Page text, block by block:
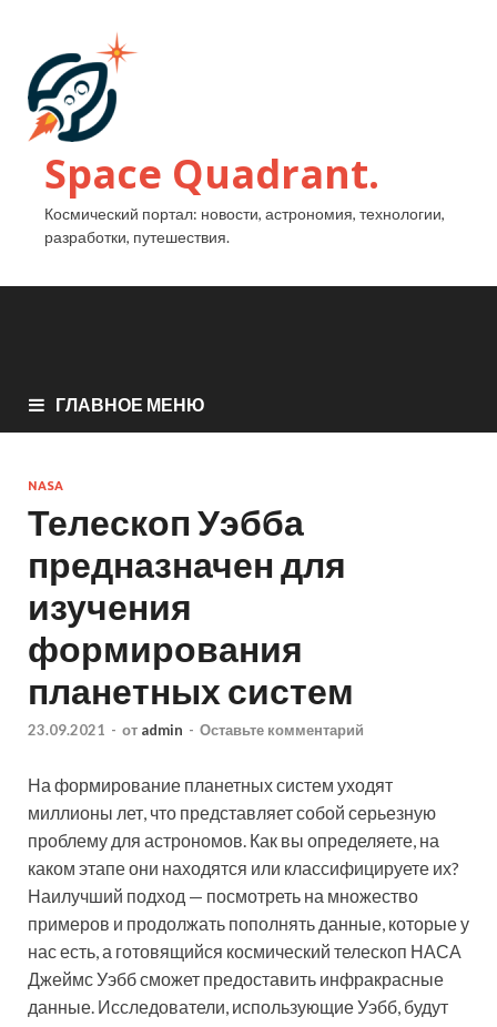
Space Quadrant.
Космический портал: новости, астрономия, технологии,
разработки, путешествия.
ГЛАВНОЕ МЕНЮ
NASA
Телескоп Уэбба
предназначен для
изучения
формирования
планетных систем
23.09.2021 - от admin - Оставьте комментарий
На формирование планетных систем уходят
миллионы лет, что представляет собой серьезную
проблему для астрономов. Как вы определяете, на
каком этапе они находятся или классифицируете их?
Наилучший подход — посмотреть на множество
примеров и продолжать пополнять данные, которые у
нас есть, а готовящийся космический телескоп НАСА
Джеймс Уэбб сможет предоставить инфракрасные
данные. Исследователи, использующие Уэбб, будут